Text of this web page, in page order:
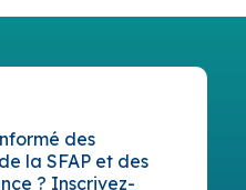
des
la SFAP et des
? Inscrivez-